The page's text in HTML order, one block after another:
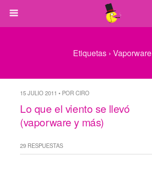
Etiquetas › Vaporware
15 JULIO 2011 • POR CIRO
Lo que el viento se llevó
(vaporware y más)
29 RESPUESTAS